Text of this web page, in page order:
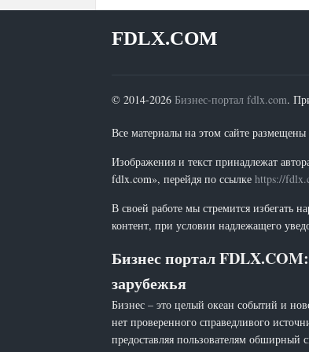
FDLX.COM
© 2014-2026 Бизнес-портал fdlx.com.
Все материалы на этом сайте
Изображения и текст принадлежат
fdlx.com», перейдя по ссылке https://
В своей работе мы стремится избегать
контент, при условии надлежащего
Бизнес портал
зарубежья
Бизнес – это целый океан событий и
нет проверенного справедливого
предоставляя пользователям обширный